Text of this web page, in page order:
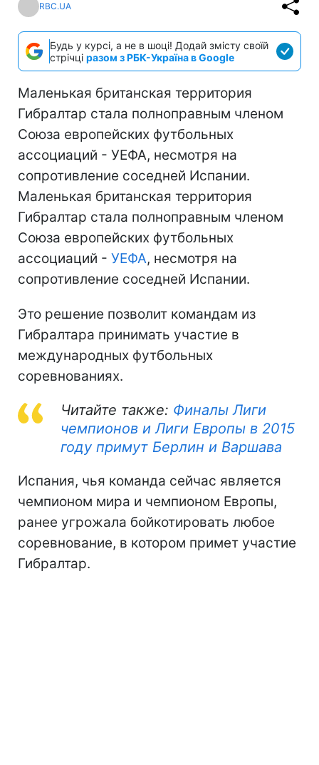
RBC.UA
Будь у курсі, а не в шоці! Додай змісту своїй
стрічці разом з РБК-Україна в Google
Маленькая британская территория
Гибралтар стала полноправным членом
Союза европейских футбольных
ассоциаций - УЕФА, несмотря на
сопротивление соседней Испании.
Маленькая британская территория
Гибралтар стала полноправным членом
Союза европейских футбольных
ассоциаций - УЕФА, несмотря на
сопротивление соседней Испании.
Это решение позволит командам из
Гибралтара принимать участие в
международных футбольных
соревнованиях.
Читайте также: Финалы Лиги
чемпионов и Лиги Европы в 2015
году примут Берлин и Варшава
Испания, чья команда сейчас является
чемпионом мира и чемпионом Европы,
ранее угрожала бойкотировать любое
соревнование, в котором примет участие
Гибралтар.